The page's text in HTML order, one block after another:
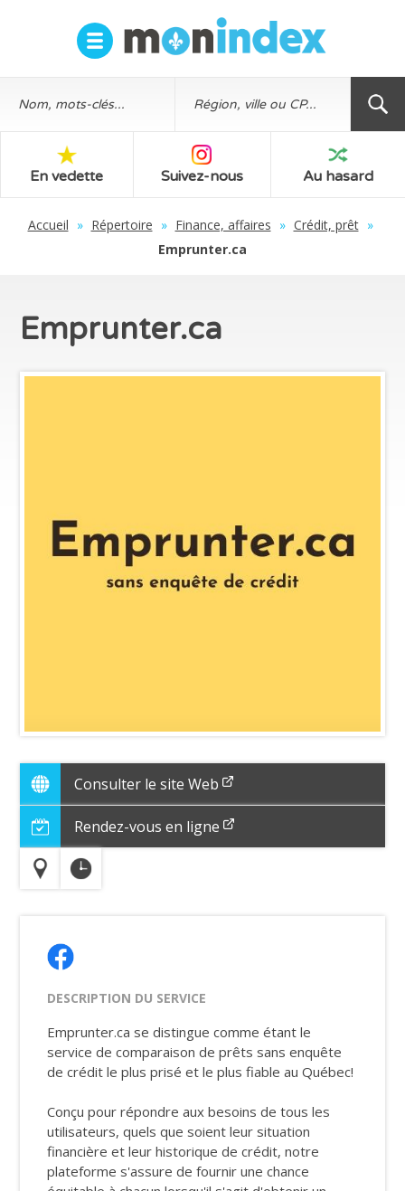
En vedette Suivez-nous Au hasard
Accueil » Répertoire » Finance, affaires » Crédit, prêt »
Emprunter.ca
Emprunter.ca
Consulter le site Web
Rendez-vous en ligne
DESCRIPTION DU SERVICE
Emprunter.ca se distingue comme étant le
service de comparaison de prêts sans enquête
de crédit le plus prisé et le plus fiable au Québec!
Conçu pour répondre aux besoins de tous les
utilisateurs, quels que soient leur situation
financière et leur historique de crédit, notre
plateforme s'assure de fournir une chance